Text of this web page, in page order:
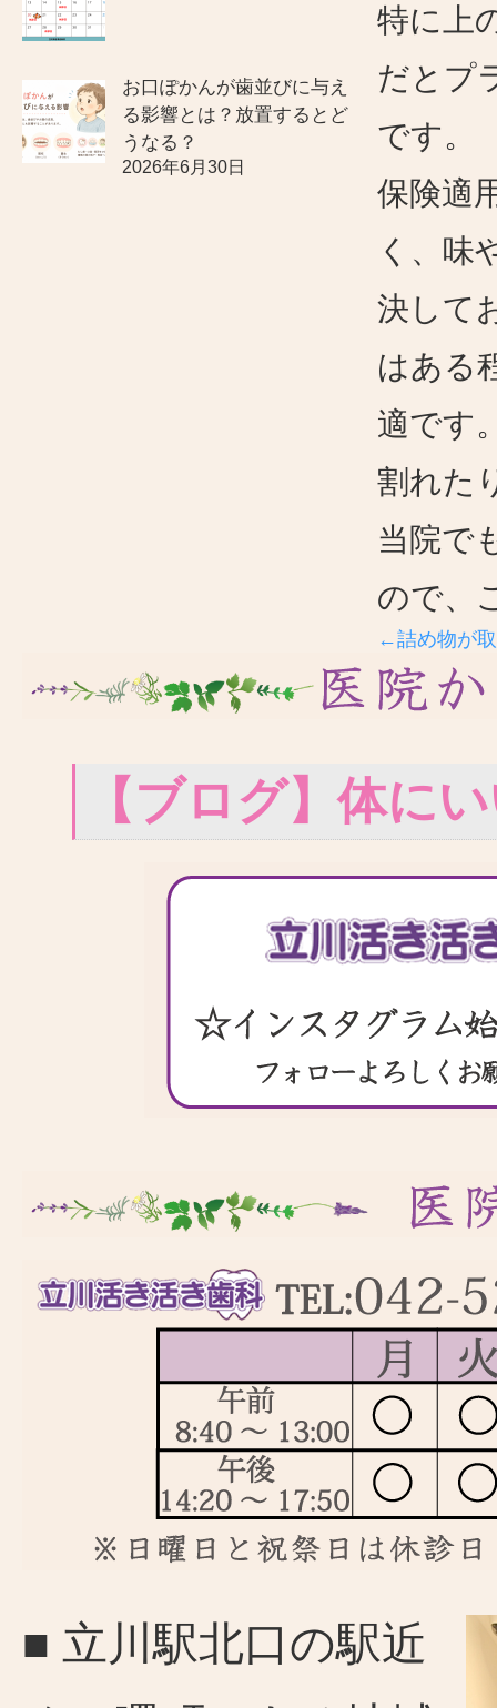
お口ぽかんが歯並びに与え
る影響とは？放置するとど
うなる？
2026年6月30日
特に上
だとプ
です。
保険適
く、味
決して
はある
適です
割れた
当院で
ので、
←詰め物が
【ブログ】体に
■ 立川駅北口の駅近